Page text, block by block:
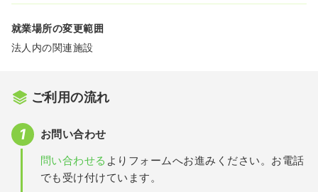
就業場所の変更範囲
法人内の関連施設
ご利用の流れ
お問い合わせ
問い合わせる よりフォームへお進みください。お電話
でも受け付けています。